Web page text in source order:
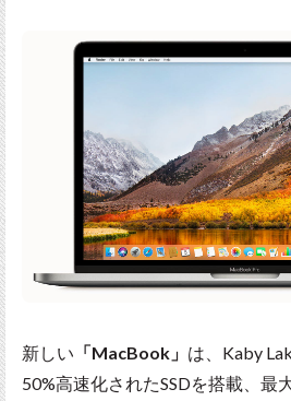
新しい 「MacBook」 は、Kaby
50%高速化されたSSDを搭載、最